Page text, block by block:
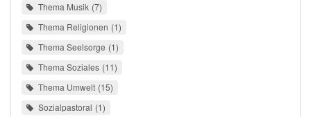
Thema Musik 7
Thema Religionen 1
Thema Seelsorge 1
Thema Soziales 11
Thema Umwelt 15
Sozialpastoral 1